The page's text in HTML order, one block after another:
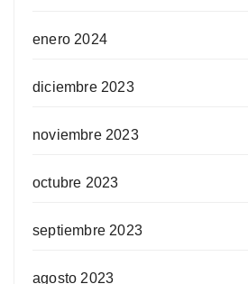
enero 2024
diciembre 2023
noviembre 2023
octubre 2023
septiembre 2023
agosto 2023